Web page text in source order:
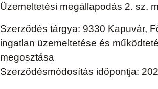
Üzemeltetési megállapodás 2. sz.
Szerződés tárgya: 9330 Kapuvár,
ingatlan üzemeltetése és
megosztása
Szerződésmódosítás időpontja: